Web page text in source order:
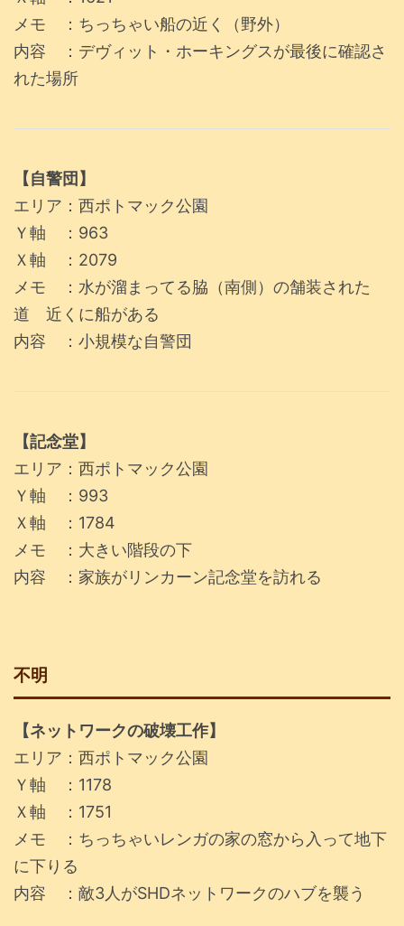
メモ ：ちっちゃい船の近く（野外）
内容 ：デヴィット・ホーキングスが最後に確認さ
れた場所
【自警団】
エリア：西ポトマック公園
Ｙ軸 ：963
Ｘ軸 ：2079
メモ ：水が溜まってる脇（南側）の舗装された
道 近くに船がある
内容 ：小規模な自警団
【記念堂】
エリア：西ポトマック公園
Ｙ軸 ：993
Ｘ軸 ：1784
メモ ：大きい階段の下
内容 ：家族がリンカーン記念堂を訪れる
不明
【ネットワークの破壊工作】
エリア：西ポトマック公園
Ｙ軸 ：1178
Ｘ軸 ：1751
メモ ：ちっちゃいレンガの家の窓から入って地下
に下りる
内容 ：敵3人がSHDネットワークのハブを襲う